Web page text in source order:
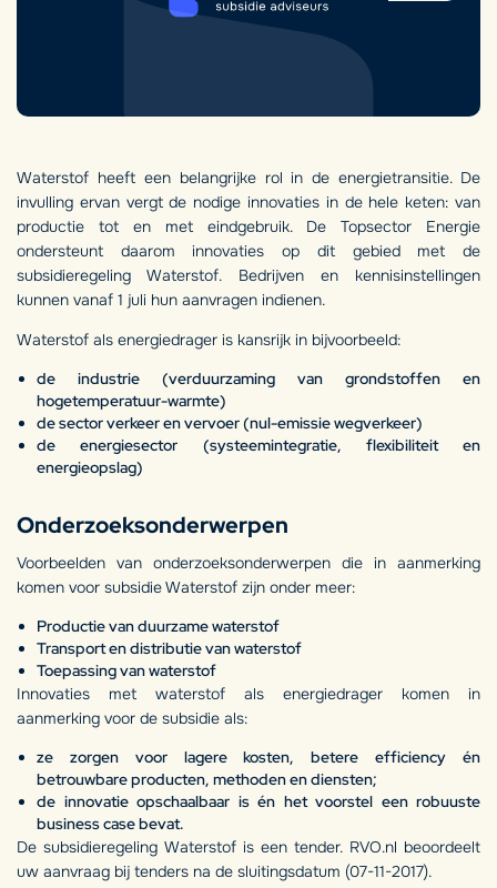
Waterstof heeft een belangrijke rol in de energietransitie. De
invulling ervan vergt de nodige innovaties in de hele keten: van
productie tot en met eindgebruik. De Topsector Energie
ondersteunt daarom innovaties op dit gebied met de
subsidieregeling Waterstof. Bedrijven en kennisinstellingen
kunnen vanaf 1 juli hun aanvragen indienen.
Waterstof als energiedrager is kansrijk in bijvoorbeeld:
de industrie (verduurzaming van grondstoffen en
hogetemperatuur-warmte)
de sector verkeer en vervoer (nul-emissie wegverkeer)
de energiesector (systeemintegratie, flexibiliteit en
energieopslag)
Onderzoeksonderwerpen
Voorbeelden van onderzoeksonderwerpen die in aanmerking
komen voor subsidie Waterstof zijn onder meer:
Productie van duurzame waterstof
Transport en distributie van waterstof
Toepassing van waterstof
Innovaties met waterstof als energiedrager komen in
aanmerking voor de subsidie als:
ze zorgen voor lagere kosten, betere efficiency én
betrouwbare producten, methoden en diensten;
de innovatie opschaalbaar is én het voorstel een robuuste
business case bevat.
De subsidieregeling Waterstof is een tender. RVO.nl beoordeelt
uw aanvraag bij tenders na de sluitingsdatum (07-11-2017).